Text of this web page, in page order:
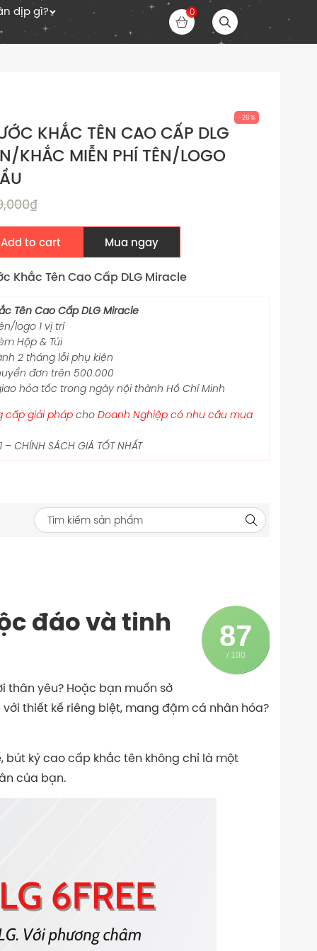
dịp gì? 0
-26%
KHẮC TÊN CAO CẤP DLG
KHẮC MIỄN PHÍ TÊN/LOGO
₫
Add to cart Mua ngay
Khắc Tên Cao Cấp DLG Miracle
Tên Cao Cấp DLG Miracle
logo 1 vị trí
Hộp & Túi
2 tháng lỗi phụ kiện
đơn trên 500.000
hỏa tốc trong ngày nội thành Hồ Chí Minh
cấp giải phápcho Doanh Nghiệp có nhu cầu mua
– CHÍNH SÁCH GIÁ TỐT NHẤT
87
/ 100
đáo và tinh
yêu? Hoặc bạn muốn sở
thiết kế riêng biệt, mang đậm cá nhân hóa?
bút ký cao cấp khắc tên không chỉ là một
của bạn.